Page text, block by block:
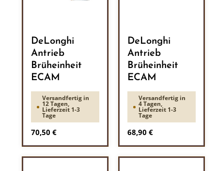
DeLonghi
Antrieb
Brüheinheit
ECAM
Versandfertig in
12 Tagen,
Lieferzeit 1-3
Tage
Regulärer Preis:
70,50 €
DeLonghi
Antrieb
Brüheinheit
ECAM
Versandfertig in
4 Tagen,
Lieferzeit 1-3
Tage
Regulärer Preis:
68,90 €